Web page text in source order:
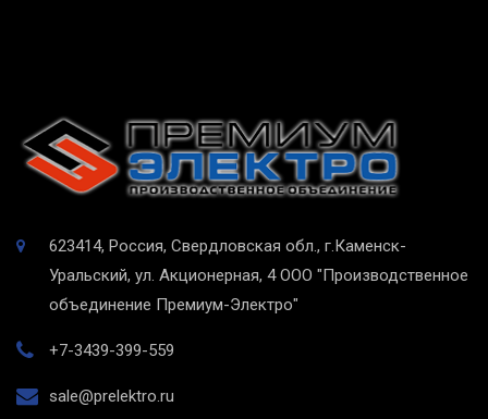
623414, Россия, Свердловская обл., г.Каменск-
Уральский, ул. Акционерная, 4 ООО "Производственное
объединение Премиум-Электро"
+7-3439-399-559
sale@prelektro.ru